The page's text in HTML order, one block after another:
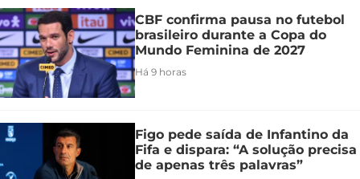
CBF confirma pausa no futebol
brasileiro durante a Copa do
Mundo Feminina de 2027
Há 9 horas
Figo pede saída de Infantino da
Fifa e dispara: “A solução precisa
de apenas três palavras”